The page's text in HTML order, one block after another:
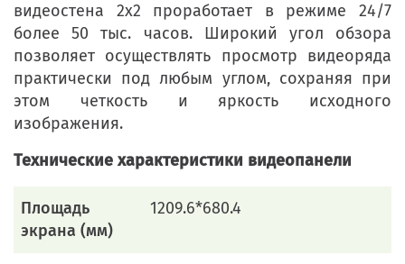
видеостена 2х2 проработает в режиме 24/7
более 50 тыс. часов. Широкий угол обзора
позволяет осуществлять просмотр видеоряда
практически под любым углом, сохраняя при
этом четкость и яркость исходного
изображения.
Технические характеристики видеопанели
Площадь
экрана (мм)
1209.6*680.4